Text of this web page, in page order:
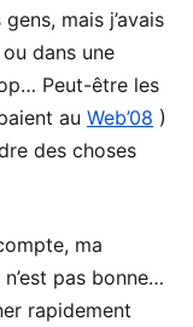
mais j’avais
dans une
Peut-être les
au Web’08 )
des choses
ma
n’est pas bonne…
rapidement